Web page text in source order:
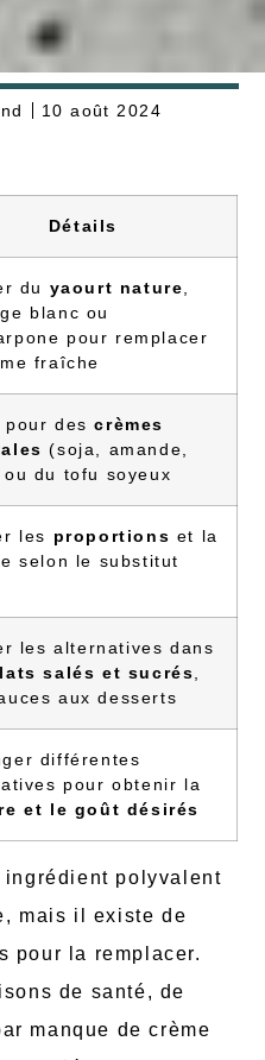
10 août 2024
Détails
du yaourt nature
blanc ou
pour remplacer
fraîche
pour descrèmes
(soja, amande,
ou du tofu soyeux
les proportions et la
selon le substitut
les alternatives dans
salés et sucrés
aux desserts
différentes
pour obtenir la
et le goût désirés
ingrédient polyvalent
mais il existe de
pour la remplacer.
de santé, de
manque de crème